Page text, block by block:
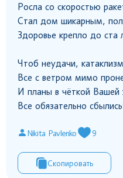
Росла со скоростью
Стал дом шикарным,
Здоровье крепло до ста
Чтоб неудачи,
Все с ветром мимо
И планы в чёткой Вашей
Все обязательно
Nikita Pavlenko 9
Скопировать